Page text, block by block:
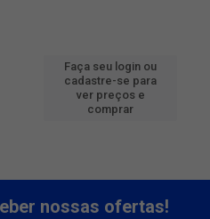
Faça seu login ou
cadastre-se para
ver preços e
comprar
nossas ofertas!